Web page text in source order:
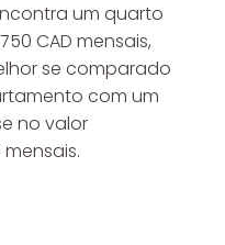
um quarto
CAD mensais,
se comparado
com um
no valor